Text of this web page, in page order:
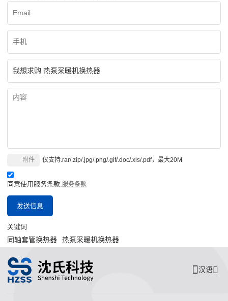
仅支持.rar/.zip/.jpg/.png/.gif/.doc/.xls/.pdf，最大20M
附件
同意使用服务条款, 服务条款
发送信息
关键词
同轴套管换热器 热泵采暖机换热器
汉语